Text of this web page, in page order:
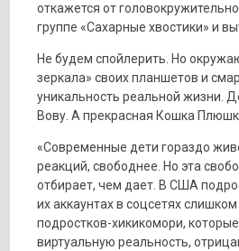
откажется от
группе «Сахарные хвостики» и
Не будем спойлерить. Но
зеркала» своих планшетов и
уникальность реальной жизни.
Вову. А прекрасная Кошка
«Современные дети гораздо
реакций, свободнее. Но эта
отбирает, чем дает. В США
их аккаунтах в соцсетях
подростков-хикикомори,
виртуальную реальность,